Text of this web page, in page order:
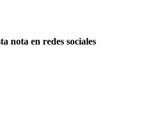
nota en redes sociales